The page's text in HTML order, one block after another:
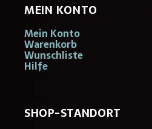
MEIN KONTO
Mein Konto
Warenkorb
Wunschliste
Hilfe
SHOP-STANDORT